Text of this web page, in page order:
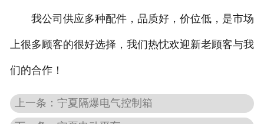
我公司供应多种配件，品质好，价位低，是市场
上很多顾客的很好选择，我们热忱欢迎新老顾客与我
们的合作！
上一条：宁夏隔爆电气控制箱